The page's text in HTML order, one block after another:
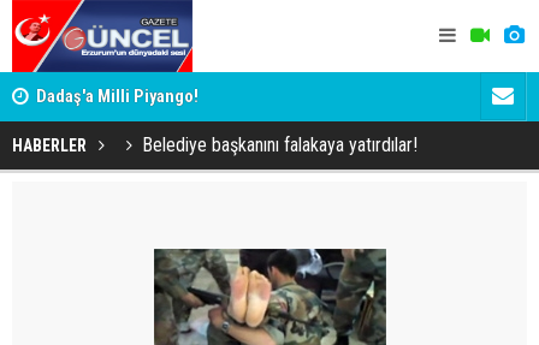
Dadaş'a Milli Piyango! Dadaş'a
HABERLER Belediye başkanını falakaya yatırdılar!